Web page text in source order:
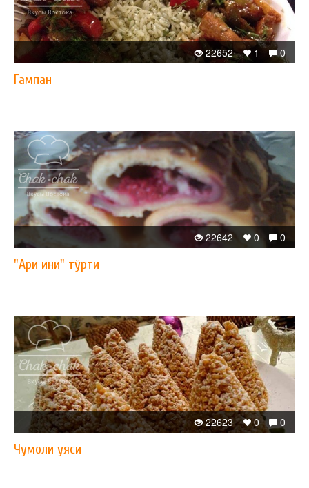
0
1
22652
Гампан
0
0
22642
"Ари ини" тўрти
0
0
22623
Чумоли уяси